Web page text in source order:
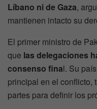
Líbano ni de Gaza,
mantienen intacto su
El primer ministro de
que las delegaciones
consenso final. Su
principal en el conflicto,
partes para definir los